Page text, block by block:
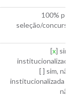
100% por
seleção/concurso
[x] sim,
institucionalizada
[ ] sim, não
institucionalizada [ ]
não